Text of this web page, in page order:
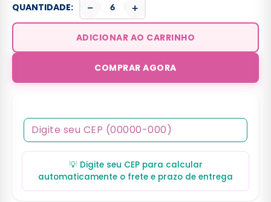
QUANTIDADE: − +
ADICIONAR AO CARRINHO
COMPRAR AGORA
💡 Digite seu CEP para calcular
automaticamente o frete e prazo de entrega